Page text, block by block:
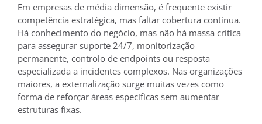
Em empresas de média dimensão, é frequente existir
competência estratégica, mas faltar cobertura contínua.
Há conhecimento do negócio, mas não há massa crítica
para assegurar suporte 24/7, monitorização
permanente, controlo de endpoints ou resposta
especializada a incidentes complexos. Nas organizações
maiores, a externalização surge muitas vezes como
forma de reforçar áreas específicas sem aumentar
estruturas fixas.